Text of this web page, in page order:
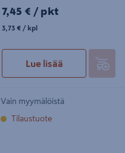
7,45€/pkt
7,45 € / pkt
3,73€/kpl
3,73 € / kpl
Lue lisää
Vain myymälöistä
Tilaustuote